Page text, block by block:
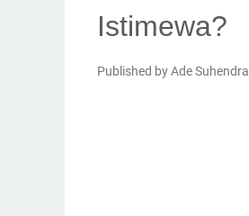
Istimewa?
Published by Ade Suhendra